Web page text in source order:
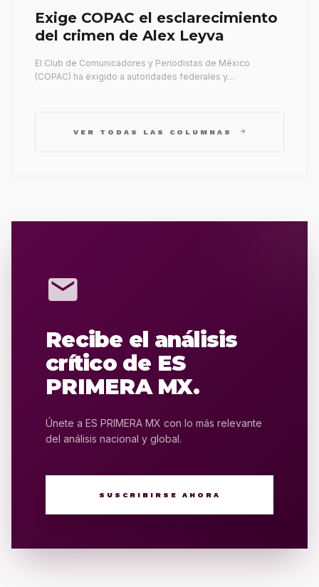
Exige COPAC el esclarecimiento
del crimen de Alex Leyva
El Club de Comunicadores y Periodistas de México
(COPAC) ha exigido a autoridades federales y…
VER TODAS LAS COLUMNAS arrow_forward
mail
Recibe el análisis
crítico de ES
PRIMERA MX.
Únete a ES PRIMERA MX con lo más relevante
del análisis nacional y global.
SUSCRIBIRSE AHORA